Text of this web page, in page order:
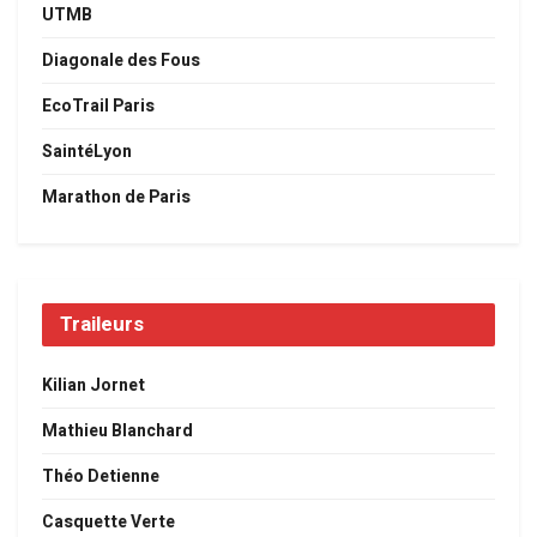
UTMB
Diagonale des Fous
EcoTrail Paris
SaintéLyon
Marathon de Paris
Traileurs
Kilian Jornet
Mathieu Blanchard
Théo Detienne
Casquette Verte